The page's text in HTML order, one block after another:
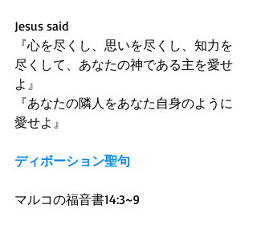
Jesus said
『心を尽くし、思いを尽くし、知力を
尽くして、あなたの神である主を愛せ
よ』
『あなたの隣人をあなた自身のように
愛せよ』
ディボーション聖句
マルコの福音書14:3~9